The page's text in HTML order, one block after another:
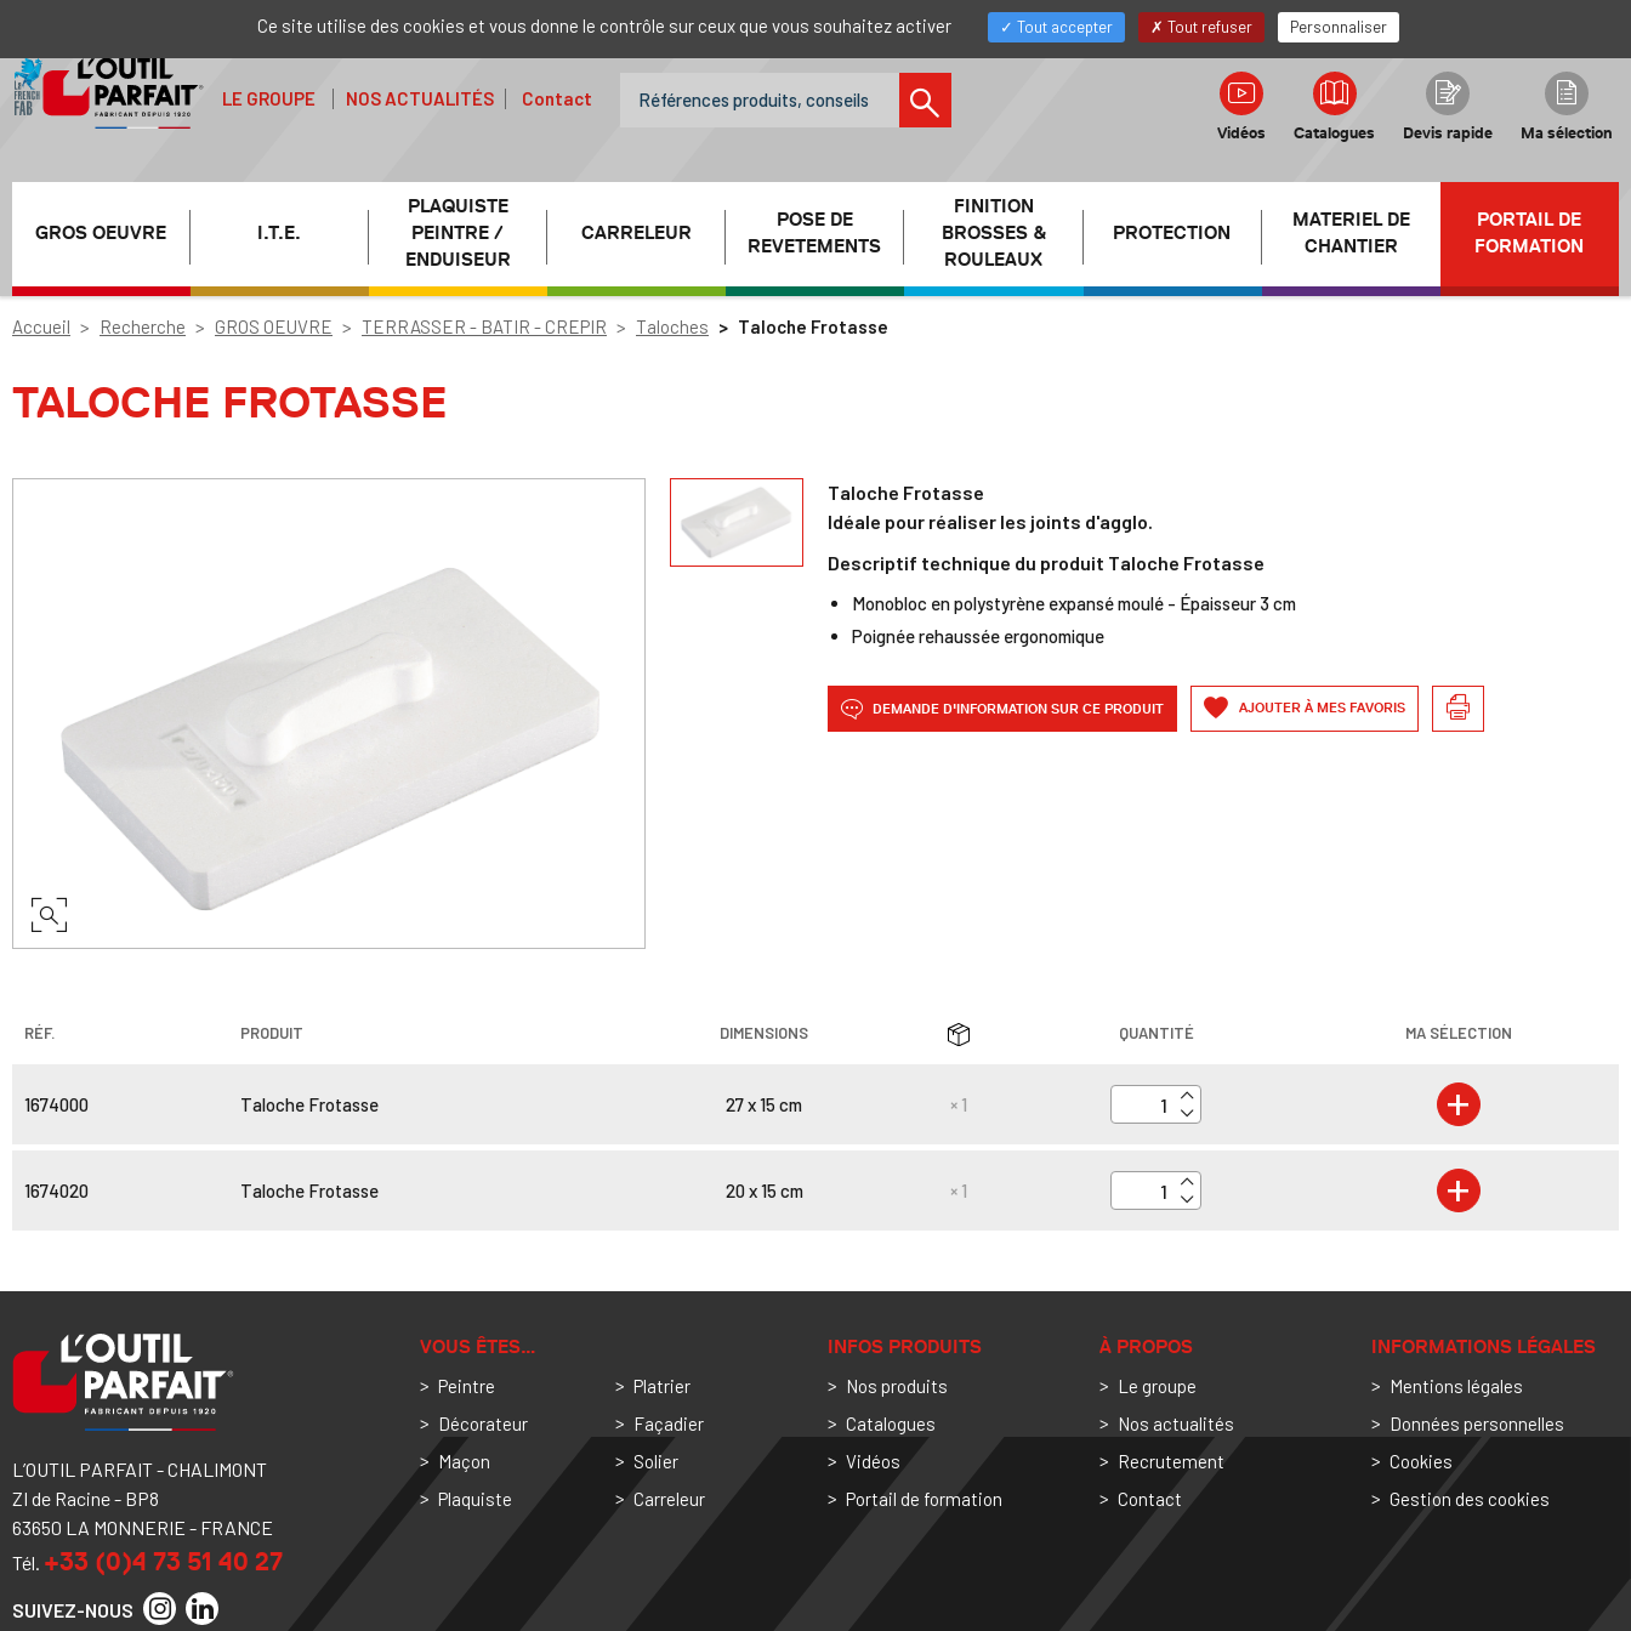
Mon compte Distributeur
LE GROUPE NOS ACTUALITÉS Contact
Vidéos Catalogues Devis rapide Ma sélection
GROS OEUVRE I.T.E.
PLAQUISTE
PEINTRE /
ENDUISEUR
CARRELEUR
POSE DE
REVETEMENTS
FINITION
BROSSES &
ROULEAUX
PROTECTION
MATERIEL DE
CHANTIER
PORTAIL DE
FORMATION
Accueil Recherche GROS OEUVRE TERRASSER - BATIR - CREPIR Taloches Taloche Frotasse
TALOCHE FROTASSE
Taloche Frotasse
Idéale pour réaliser les joints d'agglo.
Descriptif technique du produit Taloche Frotasse
Monobloc en polystyrène expansé moulé - Épaisseur 3 cm
Poignée rehaussée ergonomique
DEMANDE D'INFORMATION SUR CE PRODUIT AJOUTER À MES FAVORIS
RÉF. PRODUIT DIMENSIONS QUANTITÉ MA SÉLECTION
1674000 Taloche Frotasse 27 x 15 cm × 1 +
1674020 Taloche Frotasse 20 x 15 cm × 1 +
L’OUTIL PARFAIT - CHALIMONT
ZI de Racine - BP8
63650 LA MONNERIE - FRANCE
Tél. +33 (0)4 73 51 40 27
SUIVEZ-NOUS
VOUS ÊTES…
Peintre
Décorateur
Maçon
Plaquiste
Platrier
Façadier
Solier
Carreleur
INFOS PRODUITS
Nos produits
Catalogues
Vidéos
Portail de formation
À PROPOS
Le groupe
Nos actualités
Recrutement
Contact
INFORMATIONS LÉGALES
Mentions légales
Données personnelles
Cookies
Gestion des cookies
Ce site utilise des cookies et vous donne le contrôle sur ceux que vous souhaitez activer Tout accepter Tout refuser Personnaliser